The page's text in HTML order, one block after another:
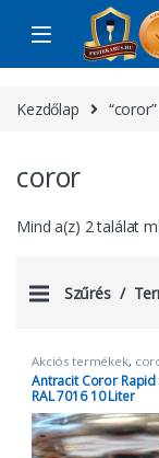
Skip to navigation
Skip to content
Kezdőlap
coror
Mind a(z) 2 találat
Szűrés
Akciós termékek,
Oldószeres
Zománcfestékek
Antracit Coror
RAL 7016 10 Liter